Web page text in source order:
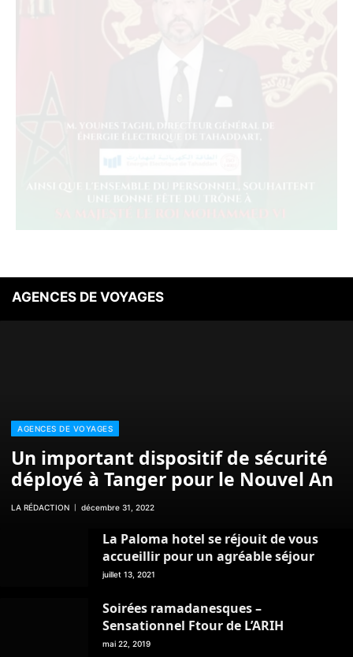
AGENCES DE VOYAGES
AGENCES DE VOYAGES
Un important dispositif de sécurité
déployé à Tanger pour le Nouvel An
LA RÉDACTION décembre 31, 2022
La Paloma hotel se réjouit de vous
accueillir pour un agréable séjour
juillet 13, 2021
Soirées ramadanesques –
Sensationnel Ftour de L’ARIH
mai 22, 2019